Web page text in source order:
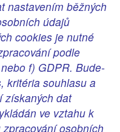
nastavením běžných
údajů
cookies je nutné
podle
f) GDPR. Bude-
kritéria souhlasu a
získaných dat
ve vztahu k
osobních